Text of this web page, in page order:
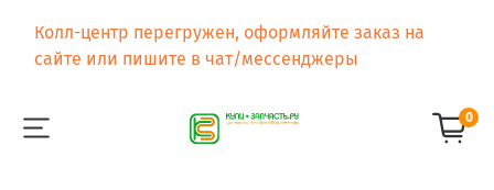
Колл-центр перегружен, оформляйте заказ на
сайте или пишите в чат/мессенджеры
0